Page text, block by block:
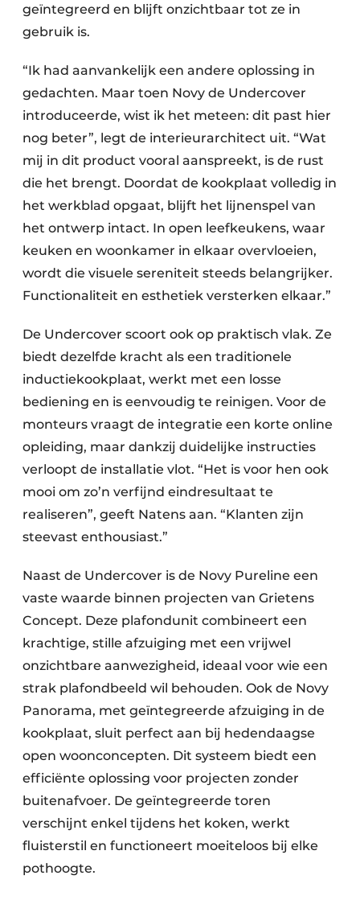
geïntegreerd en blijft onzichtbaar tot ze in
gebruik is.
“Ik had aanvankelijk een andere oplossing in
gedachten. Maar toen Novy de Undercover
introduceerde, wist ik het meteen: dit past hier
nog beter”, legt de interieurarchitect uit. “Wat
mij in dit product vooral aanspreekt, is de rust
die het brengt. Doordat de kookplaat volledig in
het werkblad opgaat, blijft het lijnenspel van
het ontwerp intact. In open leefkeukens, waar
keuken en woonkamer in elkaar overvloeien,
wordt die visuele sereniteit steeds belangrijker.
Functionaliteit en esthetiek versterken elkaar.”
De Undercover scoort ook op praktisch vlak. Ze
biedt dezelfde kracht als een traditionele
inductiekookplaat, werkt met een losse
bediening en is eenvoudig te reinigen. Voor de
monteurs vraagt de integratie een korte online
opleiding, maar dankzij duidelijke instructies
verloopt de installatie vlot. “Het is voor hen ook
mooi om zo’n verfijnd eindresultaat te
realiseren”, geeft Natens aan. “Klanten zijn
steevast enthousiast.”
Naast de Undercover is de Novy Pureline een
vaste waarde binnen projecten van Grietens
Concept. Deze plafondunit combineert een
krachtige, stille afzuiging met een vrijwel
onzichtbare aanwezigheid, ideaal voor wie een
strak plafondbeeld wil behouden. Ook de Novy
Panorama, met geïntegreerde afzuiging in de
kookplaat, sluit perfect aan bij hedendaagse
open woonconcepten. Dit systeem biedt een
efficiënte oplossing voor projecten zonder
buitenafvoer. De geïntegreerde toren
verschijnt enkel tijdens het koken, werkt
fluisterstil en functioneert moeiteloos bij elke
pothoogte.